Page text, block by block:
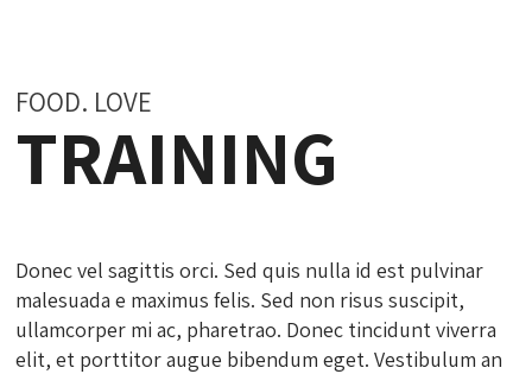
FOOD. LOVE
TRAINING
Donec vel sagittis orci. Sed quis nulla id est pulvinar
malesuada e maximus felis. Sed non risus suscipit,
ullamcorper mi ac, pharetrao. Donec tincidunt viverra
elit, et porttitor augue bibendum eget. Vestibulum an